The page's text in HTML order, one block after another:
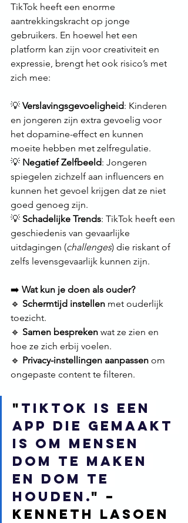
TikTok heeft een enorme
aantrekkingskracht op jonge
gebruikers. En hoewel het een
platform kan zijn voor creativiteit en
expressie, brengt het ook risico’s met
zich mee:
💡 Verslavingsgevoeligheid: Kinderen
en jongeren zijn extra gevoelig voor
het dopamine-effect en kunnen
moeite hebben met zelfregulatie.
💡 Negatief Zelfbeeld: Jongeren
spiegelen zichzelf aan influencers en
kunnen het gevoel krijgen dat ze niet
goed genoeg zijn.
💡 Schadelijke Trends: TikTok heeft een
geschiedenis van gevaarlijke
uitdagingen (challenges) die riskant of
zelfs levensgevaarlijk kunnen zijn.
➡️ Wat kun je doen als ouder?
🔹 Schermtijd instellen met ouderlijk
toezicht.
🔹 Samen bespreken wat ze zien en
hoe ze zich erbij voelen.
🔹 Privacy-instellingen aanpassen om
ongepaste content te filteren.
" Tiktok is een
app die gemaakt
is om mensen
dom te maken
en dom te
houden." –
Kenneth Lasoen